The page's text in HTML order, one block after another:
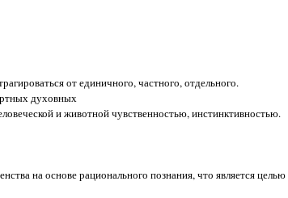
от единичного, частного, отдельного.
духовных
и животной чувственностью, инстинктивностью.
на основе рационального познания, что является